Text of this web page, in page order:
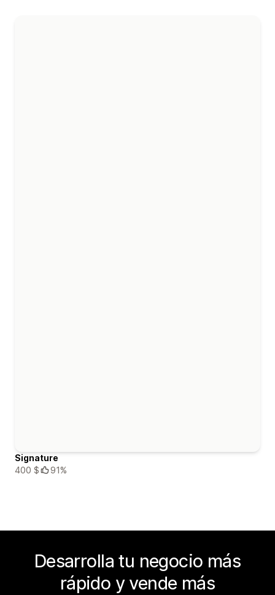
Signature
400 $
91%
Desarrolla tu negocio más
rápido y vende más